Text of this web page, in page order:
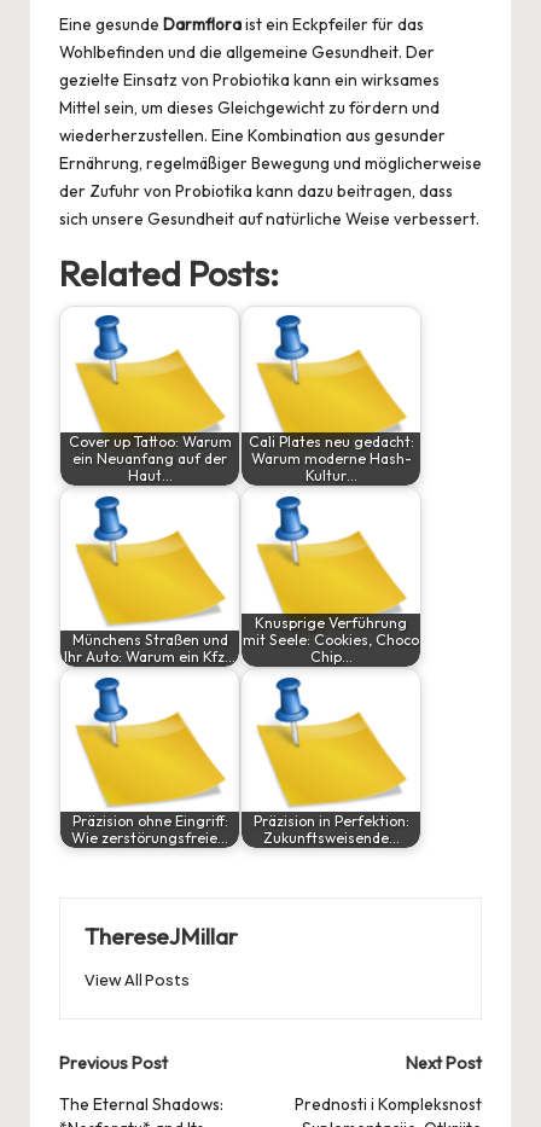
Eine gesunde Darmfloraist ein Eckpfeiler für das
Wohlbefinden und die allgemeine Gesundheit. Der
gezielte Einsatz von Probiotika kann ein wirksames
Mittel sein, um dieses Gleichgewicht zu fördern und
wiederherzustellen. Eine Kombination aus gesunder
Ernährung, regelmäßiger Bewegung und möglicherweise
der Zufuhr von Probiotika kann dazu beitragen, dass
sich unsere Gesundheit auf natürliche Weise verbessert.
Related Posts:
Cover up Tattoo: Warum
ein Neuanfang auf der
Haut…
Cali Plates neu gedacht:
Warum moderne Hash-
Kultur…
Münchens Straßen und
Ihr Auto: Warum ein Kfz…
Knusprige Verführung
mit Seele: Cookies, Choco
Chip…
Präzision ohne Eingriff:
Wie zerstörungsfreie…
Präzision in Perfektion:
Zukunftsweisende…
ThereseJMillar
View All Posts
Post
navigation
Previous Post
The Eternal Shadows:
Next Post
Prednosti i Kompleksnost